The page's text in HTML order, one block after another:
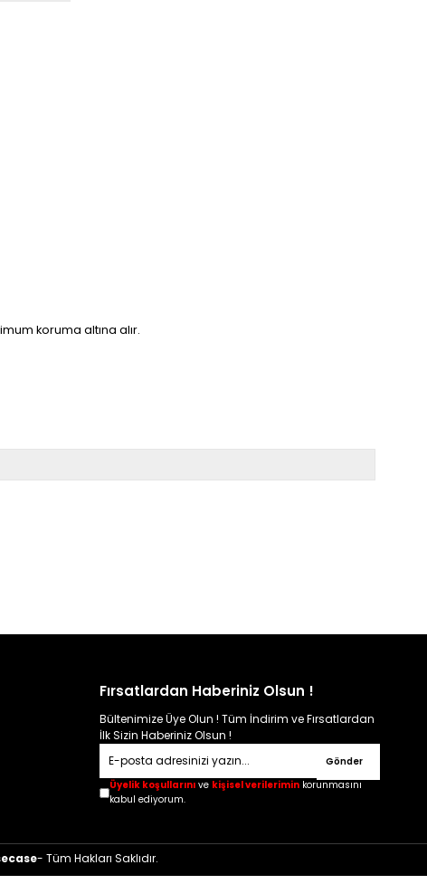
koruma altına alır.
Fırsatlardan Haberiniz Olsun !
Bültenimize Üye Olun ! Tüm İndirim ve Fırsatlardan
İlk Sizin Haberiniz Olsun !
Gönder
Üyelik koşullarınıve kişisel verileriminkorunmasını
kabul ediyorum.
- Tüm Hakları Saklıdır.